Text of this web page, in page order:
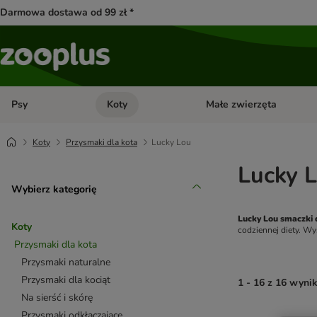
Darmowa dostawa od 99 zł *
Psy Otwórz menu kategorii: Psy
Koty Otwórz menu kategorii: Koty
Małe zwierzęta
Koty Przysmaki dla kota Lucky Lou
Wybierz kategorię
Koty
Przysmaki dla kota
Przysmaki naturalne
Przysmaki dla kociąt
Na sierść i skórę
Lucky
Lucky Lou smaczki
codziennej diety.
1 - 16 z 16